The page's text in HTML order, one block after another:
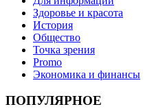
Здоровье и красота
История
Общество
Точка зрения
Promo
Экономика и финансы
ПОПУЛЯРНОЕ